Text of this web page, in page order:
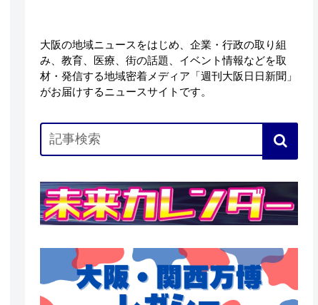
大阪の地域ニュースをはじめ、企業・行政の取り組
み、教育、医療、街の話題、イベント情報などを取
材・発信する地域密着メディア「週刊大阪日日新聞」
がお届けするニュースサイトです。